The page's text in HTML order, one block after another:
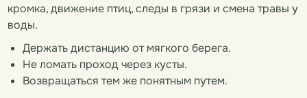
кромка, движение птиц, следы в грязи и смена травы у
воды.
Держать дистанцию от мягкого берега.
Не ломать проход через кусты.
Возвращаться тем же понятным путем.